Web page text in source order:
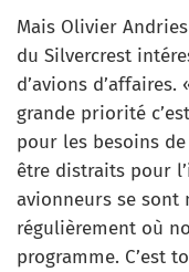
Mais Olivier
du Silvercrest
d’avions
grande priorité
pour les besoins
être distraits pour
avionneurs se sont
régulièrement où
programme. C’est